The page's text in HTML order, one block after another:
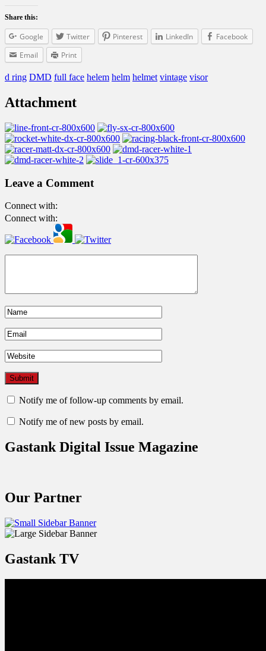
Share this:
Google Twitter Pinterest LinkedIn
Facebook
Email
Print
d ring DMD full face helem helm helmet vintage visor
Attachment
Leave a Comment
Connect with:
Connect with:
Notify me of follow-up comments by email.
Notify me of new posts by email.
Gastank Digital Issue Magazine
Our Partner
Gastank TV